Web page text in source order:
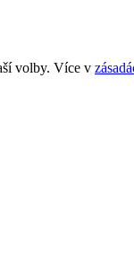
volby. Více v